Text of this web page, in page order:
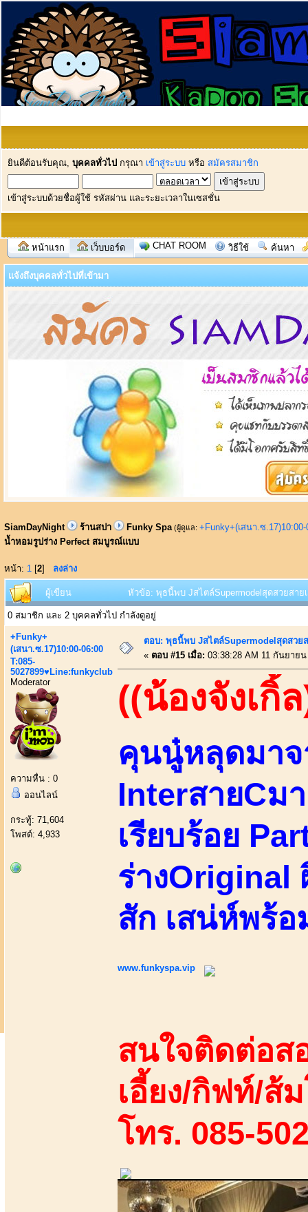
ยินดีต้อนรับคุณ, บุคคลทั่วไป กรุณา เข้าสู่ระบบ หรือ สมัครสมาชิก
เข้าสู่ระบบด้วยชื่อผู้ใช้ รหัสผ่าน และระยะเวลาในเซสชั่น
หน้าแรก เว็บบอร์ด CHAT ROOM วิธีใช้ ค้นหา
แจ้งถึงบุคคลทั่วไปที่เข้ามา
SiamDayNight ร้านสปา Funky Spa (ผู้ดูแล: +Funky+(เสนา.ซ
น้ำหอมรูปร่าง Perfect สมบูรณ์แบบ
หน้า: 1 [2] ลงล่าง
ผู้เขียน หัวข้อ: พุธนี้พบ Jสไตล์Supermodelสุดสวยสา
0 สมาชิก และ 2 บุคคลทั่วไป กำลังดูอยู่
+Funky+
(เสนา.ซ.17)10:00-06:00
T:085-
5027899♥Line:funkyclub
Moderator
ความหื่น : 0
ออนไลน์
กระทู้: 71,604
โพสต์: 4,933
ตอบ: พุธนี้พบ Jสไตล์Supermodelสุดสวย
« ตอบ #15 เมื่อ: 03:38:28 AM 11 กันยายน
((น้องจังเกิ้
คุนนู๋หลุดมา
InterสายCม
เรียบร้อย
ร่างOriginal
สัก เสน่ห์พร้อ
www.funkyspa.vip
สนใจติดต่อส
เอี้ยง/กิฟท์/ส้
โทร. 085-